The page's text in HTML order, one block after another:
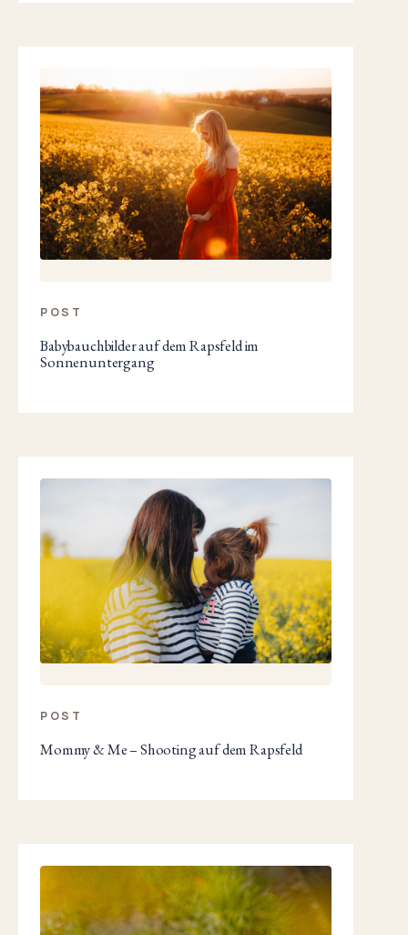
POST
Babybauchbilder auf dem Rapsfeld im
Sonnenuntergang
POST
Mommy & Me – Shooting auf dem Rapsfeld